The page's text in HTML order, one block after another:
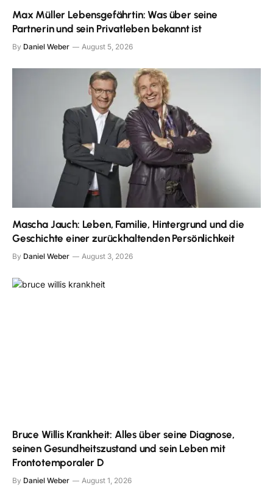
Max Müller Lebensgefährtin: Was über seine
Partnerin und sein Privatleben bekannt ist
By Daniel Weber August 5, 2026
Mascha Jauch: Leben, Familie, Hintergrund und die
Geschichte einer zurückhaltenden Persönlichkeit
By Daniel Weber August 3, 2026
Bruce Willis Krankheit: Alles über seine Diagnose,
seinen Gesundheitszustand und sein Leben mit
Frontotemporaler D
By Daniel Weber August 1, 2026